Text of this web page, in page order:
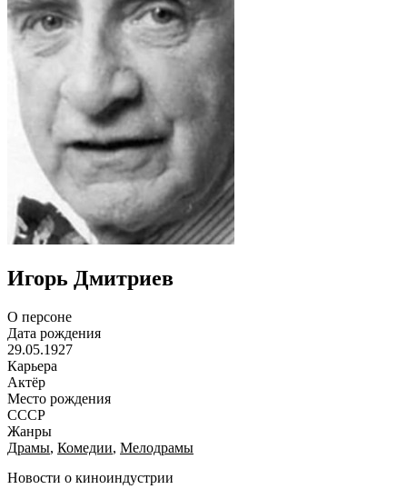
Игорь Дмитриев
О персоне
Дата рождения
29.05.1927
Карьера
Актёр
Место рождения
СССР
Жанры
Драмы, Комедии, Мелодрамы
Новости о киноиндустрии